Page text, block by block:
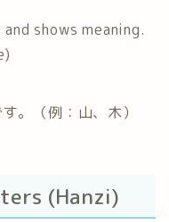
shows meaning.
。（例：山、木）
(Hanzi)